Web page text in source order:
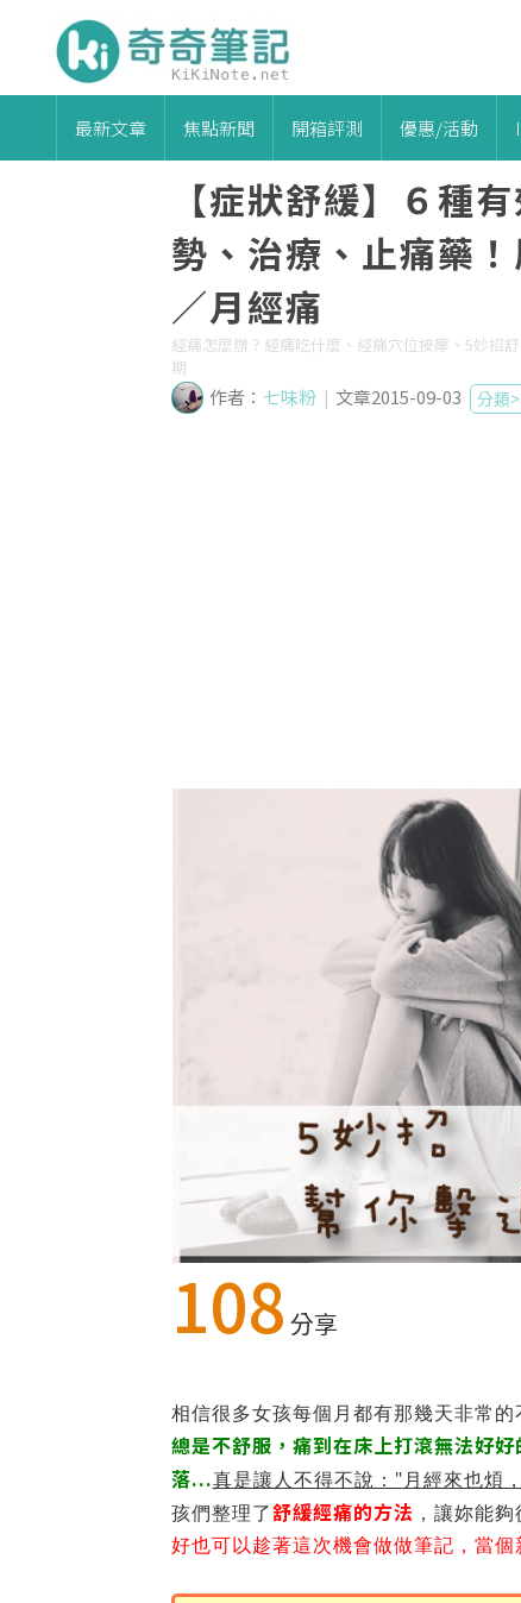
最新文章 焦點新聞 開箱評測 優惠/活動
【症狀舒緩】６種
勢、治療、止痛藥
／月經痛
經痛怎麼辦？經痛吃什麼、經痛穴位按摩、5妙招
期
作者： 七味粉 | 文章2015-09-03 分類>
108 分享
相信很多女孩每個月都有那幾天非常
總是不舒服，痛到在床上打滾無法好
落...真是讓人不得不說："月經來也煩
孩們整理了舒緩經痛的方法 ，讓妳能
好也可以趁著這次機會做做筆記，當